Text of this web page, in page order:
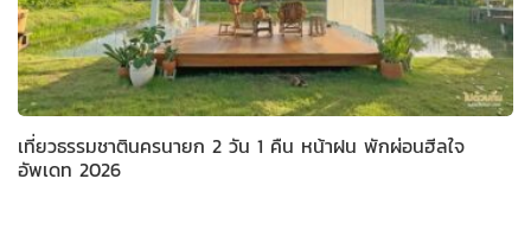
เที่ยวธรรมชาตินครนายก 2 วัน 1 คืน หน้าฝน พักผ่อนฮีลใจ
อัพเดท 2026